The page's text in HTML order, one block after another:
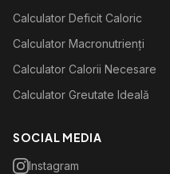
Calculator Deficit Caloric
Calculator Macronutrienți
Calculator Calorii Necesare
Calculator Greutate Ideală
SOCIAL MEDIA
Instagram